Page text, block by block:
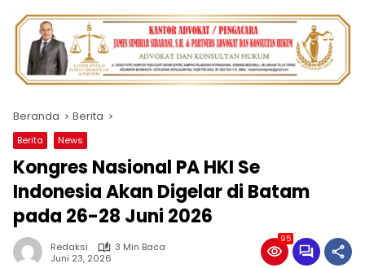
Beranda Berita
Berita News
Kongres Nasional PA HKI Se
Indonesia Akan Digelar di Batam
pada 26-28 Juni 2026
Redaksi
3 Min Baca
Juni 23, 2026
95